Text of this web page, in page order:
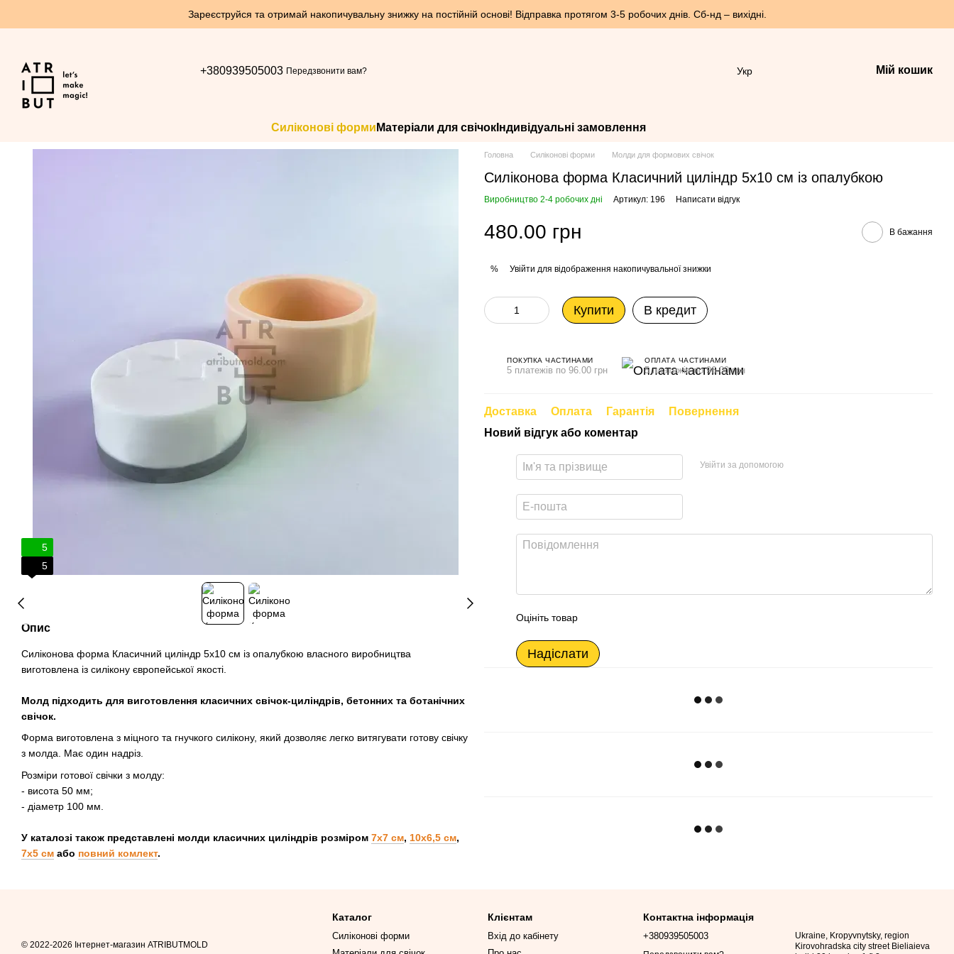
Зареєструйся та отримай накопичувальну знижку на постійній основі! Відправка протягом 3-5 робочих днів. Сб-нд – вихідні.
+380939505003 Передзвонити вам? Укр Мій кошик
Силіконові форми Матеріали для свічок Індивідуальні замовлення
5
5
Опис
Силіконова форма Класичний циліндр 5х10 см із опалубкою власного виробництва
виготовлена із силікону європейської якості.
Молд підходить для виготовлення класичних свічок-циліндрів, бетонних та ботанічних
свічок.
Форма виготовлена ​​з міцного та гнучкого силікону, який дозволяє легко витягувати готову свічку
з молда. Має один надріз.
Розміри готової свічки з молду:
- висота 50 мм;
- діаметр 100 мм.
У каталозі також представлені молди класичних циліндрів розміром 7х7 cм, 10х6,5 cм,
7х5 см або повний комлект.
Головна Силіконові форми Молди для формових свічок
Силіконова форма Класичний циліндр 5х10 см із опалубкою
Виробництво 2-4 робочих дні Артикул: 196 Написати відгук
480.00 грн В бажання
% Увійти для відображення накопичувальної знижки
Купити В кредит
ПОКУПКА ЧАСТИНАМИ
5 платежів по 96.00 грн
ОПЛАТА ЧАСТИНАМИ
5 платежів по 96.00 грн
Доставка Оплата Гарантія
Повернення
Новий відгук або коментар
Увійти за допомогою
Оцініть товар
Надіслати
© 2022-2026 Інтернет-магазин ATRIBUTMOLD
Каталог
Силіконові форми
Клієнтам
Вхід до кабінету
Контактна інформація
+380939505003
Ukraine, Kropyvnytsky, region
Kirovohradska city street Bieliaieva